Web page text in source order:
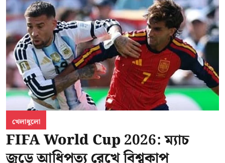
খেলাধুলো
FIFA World Cup 2026: ম্যাচ
জুড়ে আধিপত্য রেখে বিশ্বকাপ